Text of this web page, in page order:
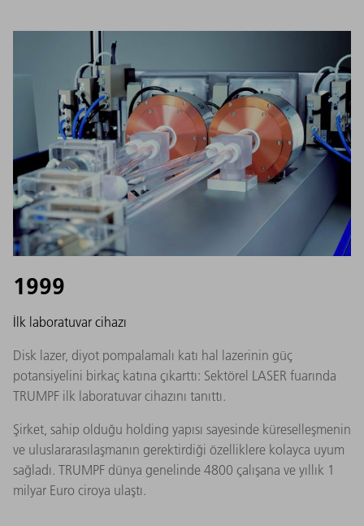
1999
İlk laboratuvar cihazı
Disk lazer, diyot pompalamalı katı hal lazerinin güç
potansiyelini birkaç katına çıkarttı: Sektörel LASER fuarında
TRUMPF ilk laboratuvar cihazını tanıttı.
Şirket, sahip olduğu holding yapısı sayesinde küreselleşmenin
ve uluslararasılaşmanın gerektirdiği özelliklere kolayca uyum
sağladı. TRUMPF dünya genelinde 4800 çalışana ve yıllık 1
milyar Euro ciroya ulaştı.